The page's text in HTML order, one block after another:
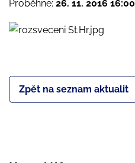
Proběhne: 26. 11. 2016 16:00
Zpět na seznam aktualit